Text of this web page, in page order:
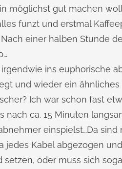
möglichst gut machen
funzt und erstmal
einer halben Stunde
ins euphorische
und wieder ein ähnliches
Ich war schon fast
ca. 15 Minuten
einspielst…Da sind
jedes Kabel abgezogen
oder muss sich